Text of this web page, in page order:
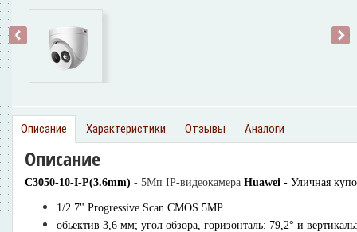
‹ ›
Описание Характеристики Отзывы Аналоги
Описание
C3050-10-I-P(3.6mm) - 5Мп IP-видеокамера Huawei - Уличная
1/2.7" Progressive Scan CMOS 5MP
обьектив 3,6 мм; угол обзора, горизонталь: 79,2° и